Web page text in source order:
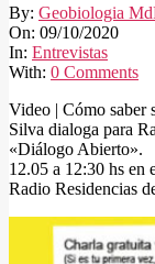
2020-
10-
09
By: Geobiologia
On: 09/10/2020
In: Entrevistas
With: 0 Comments
Video | Cómo saber
Silva dialoga para
«Diálogo Abierto».
12.05 a 12:30 hs
Radio Residencias